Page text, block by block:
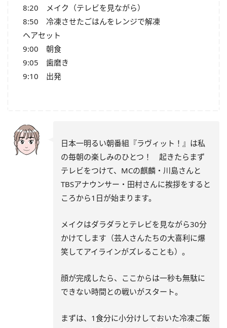
8:20 メイク（テレビを見ながら）
8:50 冷凍させたごはんをレンジで解凍
ヘアセット
9:00 朝食
9:05 歯磨き
9:10 出発
日本一明るい朝番組『ラヴィット！』は私
の毎朝の楽しみのひとつ！ 起きたらまず
テレビをつけて、MCの麒麟・川島さんと
TBSアナウンサー・田村さんに挨拶をすると
ころから1日が始まります。
メイクはダラダラとテレビを見ながら30分
かけてします（芸人さんたちの大喜利に爆
笑してアイラインがズレることも）。
顔が完成したら、ここからは一秒も無駄に
できない時間との戦いがスタート。
まずは、1食分に小分けしておいた冷凍ご飯